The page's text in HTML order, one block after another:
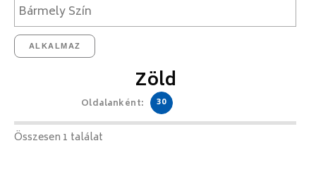
ALKALMAZ
Zöld
Oldalanként: 30
Összesen 1 találat